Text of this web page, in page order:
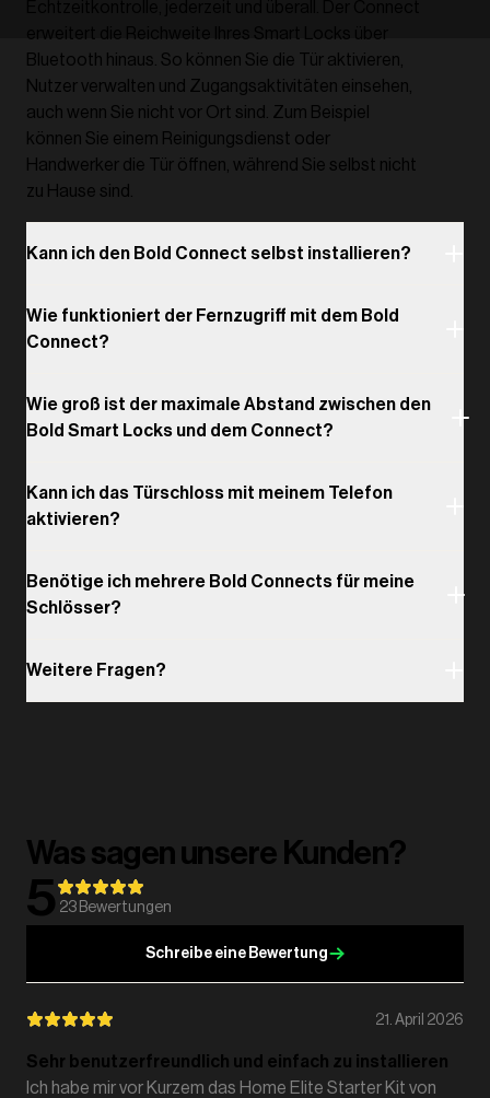
Bluetooth hinaus. So können Sie die Tür aktivieren,
Nutzer verwalten und Zugangsaktivitäten einsehen,
auch wenn Sie nicht vor Ort sind. Zum Beispiel
können Sie einem Reinigungsdienst oder
Handwerker die Tür öffnen, während Sie selbst nicht
zu Hause sind.
Kann ich den Bold Connect selbst installieren?
Wie funktioniert der Fernzugriff mit dem Bold
Connect?
Wie groß ist der maximale Abstand zwischen den
Bold Smart Locks und dem Connect?
Kann ich das Türschloss mit meinem Telefon
aktivieren?
Benötige ich mehrere Bold Connects für meine
Schlösser?
Weitere Fragen?
Was sagen unsere Kunden?
5 23 Bewertungen
Schreibe eine Bewertung
21. April 2026
Sehr benutzerfreundlich und einfach zu installieren
Ich habe mir vor Kurzem das Home Elite Starter Kit von